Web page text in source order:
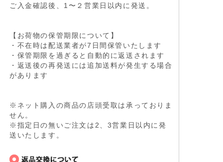
ご入金確認後、1〜２営業日以内に発送。
【お荷物の保管期限について】
・不在時は配送業者が7日間保管いたします
・保管期限を過ぎると自動的に返送されます
・返送後の再発送には追加送料が発生する場合
があります
※ネット購入の商品の店頭受取は承っておりま
せん。
※指定日の無いご注文は2、3営業日以内に発
送いたします。